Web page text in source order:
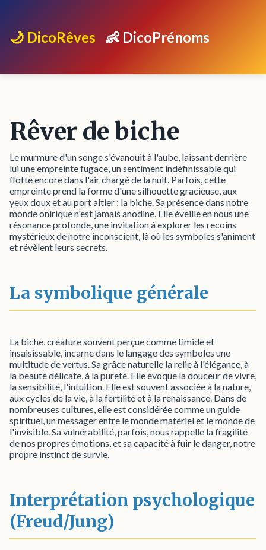
🌙 DicoRêves 👶 DicoPrénoms
Rêver de biche
Le murmure d'un songe s'évanouit à l'aube, laissant derrière
lui une empreinte fugace, un sentiment indéfinissable qui
flotte encore dans l'air chargé de la nuit. Parfois, cette
empreinte prend la forme d'une silhouette gracieuse, aux
yeux doux et au port altier : la biche. Sa présence dans notre
monde onirique n'est jamais anodine. Elle éveille en nous une
résonance profonde, une invitation à explorer les recoins
mystérieux de notre inconscient, là où les symboles s'animent
et révèlent leurs secrets.
La symbolique générale
La biche, créature souvent perçue comme timide et
insaisissable, incarne dans le langage des symboles une
multitude de vertus. Sa grâce naturelle la relie à l'élégance, à
la beauté délicate, à la pureté. Elle évoque la douceur de vivre,
la sensibilité, l'intuition. Elle est souvent associée à la nature,
aux cycles de la vie, à la fertilité et à la renaissance. Dans de
nombreuses cultures, elle est considérée comme un guide
spirituel, un messager entre le monde matériel et le monde de
l'invisible. Sa vulnérabilité, parfois, nous rappelle la fragilité
de nos propres émotions, et sa capacité à fuir le danger, notre
propre instinct de survie.
Interprétation psychologique
(Freud/Jung)